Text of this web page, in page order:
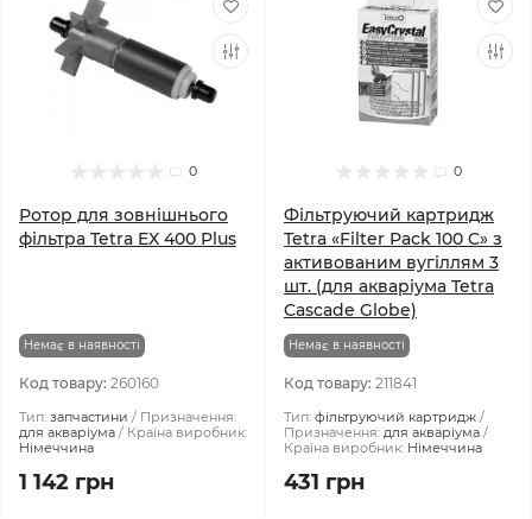
0
Ротор для зовнішнього
фільтра Tetra EX 400 Plus
Немає в наявності
Код товару: 260160
Тип: запчастини
Призначення:
для акваріума
Країна виробник:
Німеччина
1 142 грн
0
Фільтруючий картридж
Tetra «Filter Pack 100 C» з
активованим вугіллям 3
шт. (для акваріума Tetra
Cascade Globe)
Немає в наявності
Код товару: 211841
Тип: фільтруючий картридж
Призначення: для акваріума
Країна виробник: Німеччина
431 грн